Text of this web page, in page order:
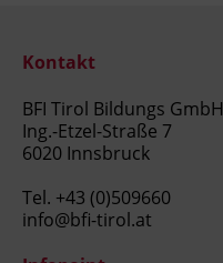
Kontakt
BFI Tirol Bildungs GmbH
Ing.-Etzel-Straße 7
6020 Innsbruck
Tel. +43 (0)509660
info@bfi-tirol.at